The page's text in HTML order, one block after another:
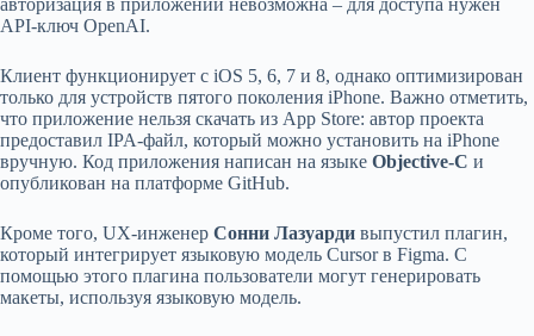
авторизация в приложении невозможна – для доступа нужен
API-ключ OpenAI.
Клиент функционирует с iOS 5, 6, 7 и 8, однако оптимизирован
только для устройств пятого поколения iPhone. Важно отметить,
что приложение нельзя скачать из App Store: автор проекта
предоставил IPA-файл, который можно установить на iPhone
вручную. Код приложения написан на языке Objective-C и
опубликован на платформе GitHub.
Кроме того, UX-инженер Сонни Лазуарди выпустил плагин,
который интегрирует языковую модель Cursor в Figma. С
помощью этого плагина пользователи могут генерировать
макеты, используя языковую модель.